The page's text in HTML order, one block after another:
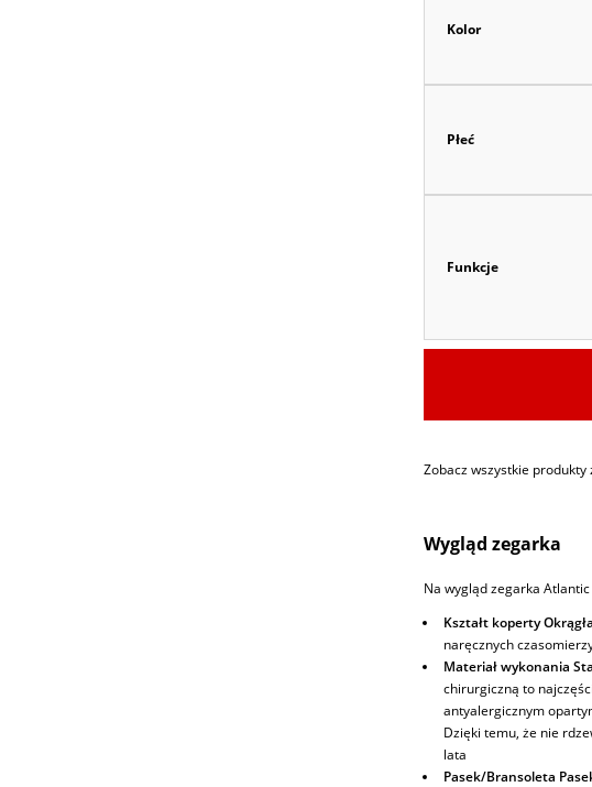
Kolor
Płeć
Funkcje
Zobacz wszystkie produkty
Wygląd zegarka
Na wygląd zegarka Atlantic
Kształt koperty Okrągła
naręcznych
Materiał wykonania
chirurgiczną to
antyalergicznym
Dzięki temu, że nie
lata
Pasek/Bransoleta